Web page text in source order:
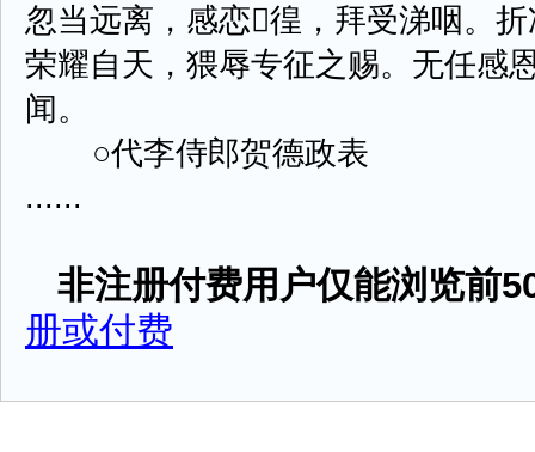
忽当远离，感恋徨，拜受涕咽。
荣耀自天，猥辱专征之赐。无任感
闻。
○代李侍郎贺德政表
......
非注册付费用户仅能浏览前
册或付费